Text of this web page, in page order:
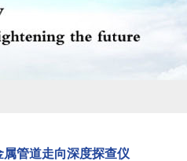
属管道走向深度探查仪